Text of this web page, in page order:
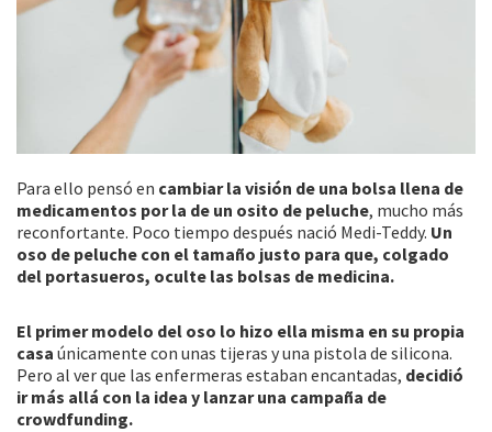
Para ello pensó en cambiar la visión de una bolsa llena de
medicamentos por la de un osito de peluche, mucho más
reconfortante. Poco tiempo después nació Medi-Teddy. Un
oso de peluche con el tamaño justo para que, colgado
del portasueros, oculte las bolsas de medicina.
El primer modelo del oso lo hizo ella misma en su propia
casa únicamente con unas tijeras y una pistola de silicona.
Pero al ver que las enfermeras estaban encantadas, decidió
ir más allá con la idea y lanzar una campaña de
crowdfunding.